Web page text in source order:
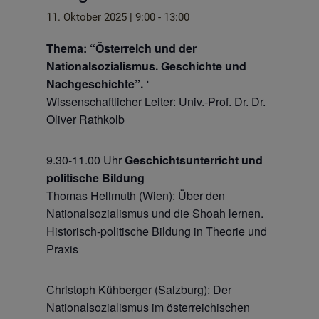
11. Oktober 2025 | 9:00- 13:00
Thema: “Österreich und der
Nationalsozialismus. Geschichte und
Nachgeschichte”. ‘
Wissenschaftlicher Leiter: Univ.-Prof. Dr. Dr.
Oliver Rathkolb
9.30-11.00 UhrGeschichtsunterricht und
politische Bildung
Thomas Hellmuth (Wien): Über den
Nationalsozialismus und die Shoah lernen.
Historisch-politische Bildung in Theorie und
Praxis
Christoph Kühberger (Salzburg): Der
Nationalsozialismus im österreichischen